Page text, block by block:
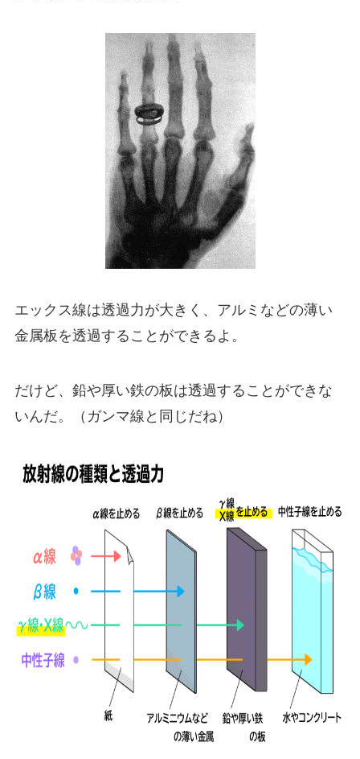
エックス線は透過力が大きく、アルミなどの薄い
金属板を透過することができるよ。
だけど、鉛や厚い鉄の板は透過することができな
いんだ。（ガンマ線と同じだね）